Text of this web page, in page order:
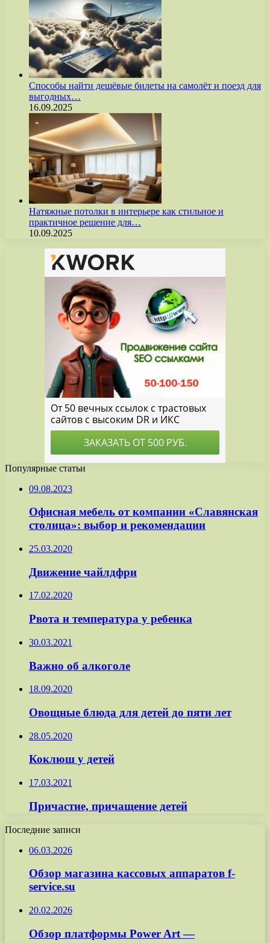
Способы найти дешёвые билеты на самолёт и поезд для
выгодных…
16.09.2025
Натяжные потолки в интерьере как стильное и
практичное решение для…
10.09.2025
Популярные статьи
09.08.2023
Офисная мебель от компании «Славянская
столица»: выбор и рекомендации
25.03.2020
Движение чайлдфри
17.02.2020
Рвота и температура у ребенка
30.03.2021
Важно об алкоголе
18.09.2020
Овощные блюда для детей до пяти лет
28.05.2020
Коклюш у детей
17.03.2021
Причастие, причащение детей
Последние записи
06.03.2026
Обзор магазина кассовых аппаратов f-
service.su
20.02.2026
Обзор платформы Power Art —